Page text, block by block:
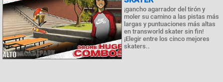
¡gancho agarrador del tirón y
moler su camino a las pistas más
largas y puntuaciones más altas
en transworld skater sin fin!
¡Elegir entre los cinco mejores
skaters..